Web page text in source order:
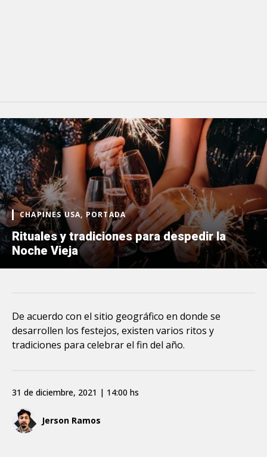
CHAPINES USA, PORTADA
Rituales y tradiciones para despedir la
Noche Vieja
De acuerdo con el sitio geográfico en donde se
desarrollen los festejos, existen varios ritos y
tradiciones para celebrar el fin del año.
Jerson Ramos
31 de diciembre, 2021 | 14:00 hs